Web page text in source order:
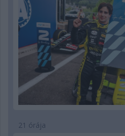
21 órája